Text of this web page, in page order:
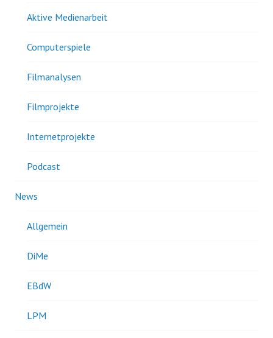
Aktive Medienarbeit
Computerspiele
Filmanalysen
Filmprojekte
Internetprojekte
Podcast
News
Allgemein
DiMe
EBdW
LPM